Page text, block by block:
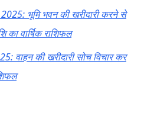
भूमि भवन की खरीदारी करने से
वार्षिक राशिफल
वाहन की खरीदारी सोच विचार कर